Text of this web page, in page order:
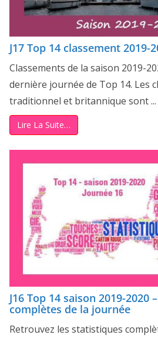
J17 Top 14 classement 2019-
Classements de la saison 2019-
dernière journée de Top 14. Les
traditionnel et britannique sont ...
Lire La Suite…
J16 Top 14 saison 2019-2020
complètes de la journée
Retrouvez les statistiques